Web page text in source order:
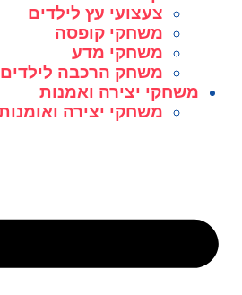
צעצועי עץ לילדים
משחקי קופסה
משחקי מדע
משחק הרכבה לילדים
משחקי יצירה ואמנות
משחקי יצירה